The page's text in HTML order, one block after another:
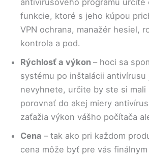
antivírusového programu určite
funkcie, ktoré s jeho kúpou
VPN ochrana, manažér hesiel,
kontrola a pod.
Rýchlosť a výkon – hoci sa
systému po inštalácii antivírusu
nevyhnete, určite by ste si mali
porovnať do akej miery
zaťažia výkon vášho počítača
Cena – tak ako pri každom
cena môže byť pre vás